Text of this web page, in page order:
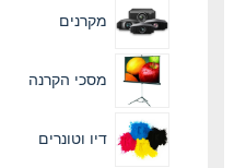
מקרנים
מסכי הקרנה
דיו וטונרים